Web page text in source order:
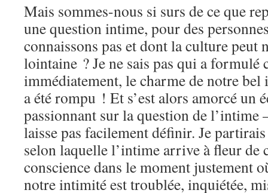
Mais sommes-nous si surs de ce que
une question intime, pour des
connaissons pas et dont la culture peut
lointaine ? Je ne sais pas qui a formulé
immédiatement, le charme de notre
a été rompu ! Et s’est alors amorcé un
passionnant sur la question de l’intime
laisse pas facilement définir. Je
selon laquelle l’intime arrive à fleur de
conscience dans le moment justement
notre intimité est troublée, inquiétée,